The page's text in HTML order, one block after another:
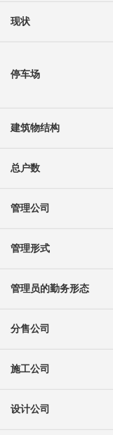
现状
停车场
建筑物结构
总户数
管理公司
管理形式
管理员的勤务形态
分售公司
施工公司
设计公司